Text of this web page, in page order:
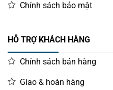
Chính sách bảo mật
HỖ TRỢ KHÁCH HÀNG
Chính sách bán hàng
Giao & hoàn hàng